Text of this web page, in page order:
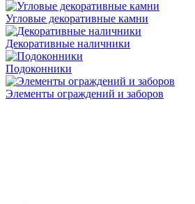
Угловые декоративные камни
Декоративные наличники
Подоконники
Элементы ограждений и заборов